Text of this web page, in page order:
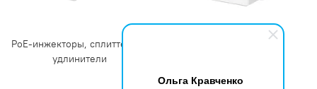
Ольга Кравченко
PoE-инжекторы, сплиттеры и
удлинители